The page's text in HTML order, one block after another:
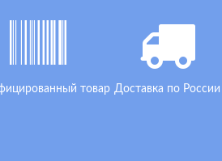
товар Доставка по России